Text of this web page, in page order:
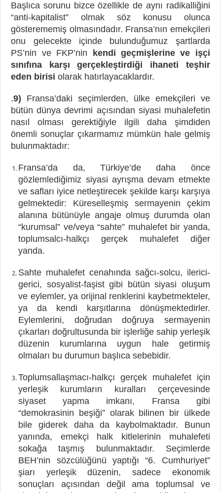
Başlıca sorunu bizce özellikle de aynı radikalliğini
“anti-kapitalist” olmak söz konusu olunca
gösterememiş olmasındadır. Fransa’nın emekçileri
onu gelecekte içinde bulunduğumuz şartlarda
PS’nin ve FKP’nin
kendi geçmişlerine ve işçi
sınıfına karşı gerçekleştirdiği ihaneti teşhir
eden birisi olarak hatırlayacaklardır.
.9) Fransa’daki seçimlerden, ülke emekçileri ve
bütün dünya devrimi açısından siyasi muhalefetin
nasıl olması gerektiğiyle ilgili daha şimdiden
önemli sonuçlar çıkarmamız mümkün hale gelmiş
bulunmaktadır:
Fransa’da da, Türkiye’de daha önce
gözlemlediğimiz siyasi ayrışma devam etmekte
ve safları iyice netleştirecek şekilde karşı karşıya
gelmektedir: Küreselleşmiş sermayenin çekim
alanına bütünüyle angaje olmuş durumda olan
“kurumsal” ve/veya “sahte” muhalefet bir yanda,
toplumsalcı-halkçı gerçek muhalefet diğer
yanda.
Sahte muhalefet cenahında sağcı-solcu, ilerici-
gerici, sosyalist-faşist gibi bütün siyasi oluşum
ve eylemler, ya orijinal renklerini kaybetmekteler,
ya da kendi karşıtlarına dönüşmektedirler.
Eylemlerini, doğrudan doğruya sermayenin
çıkarları doğrultusunda bir işlerliğe sahip yerleşik
düzenin kurumlarına uygun hale getirmiş
olmaları bu durumun başlıca sebebidir.
Toplumsallaşmacı-halkçı gerçek muhalefet için
yerleşik kurumların kuralları çerçevesinde
siyaset yapma imkanı, Fransa gibi
“demokrasinin beşiği” olarak bilinen bir ülkede
bile giderek daha da kaybolmaktadır. Bunun
yanında, emekçi halk kitlelerinin muhalefeti
sokağa taşmış bulunmaktadır. Seçimlerde
BEH’nin sözcülüğünü yaptığı “6. Cumhuriyet”
şiarı yerleşik düzenin, sadece ekonomik
sonuçları açısından değil ama toplumsal ve